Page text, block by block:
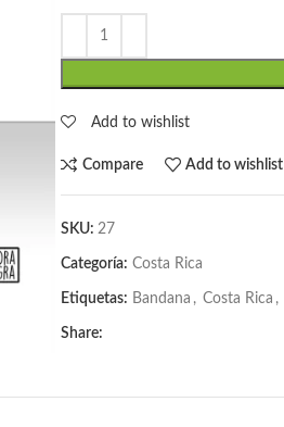
Add to wishlist
Compare Add to wishlist
SKU: 27
Categoría: Costa Rica
Etiquetas: Bandana , Costa Rica ,
Share: